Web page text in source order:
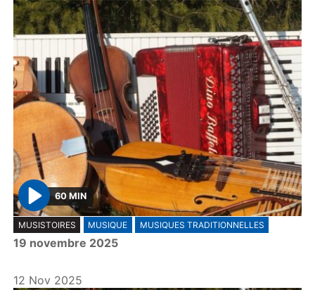
P
l
a
60 MIN
MUSISTOIRES MUSIQUE MUSIQUES TRADITIONNELLES
19 novembre 2025
12 Nov 2025